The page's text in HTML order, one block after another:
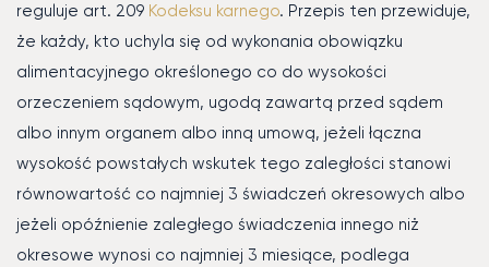
reguluje art. 209 Kodeksu karnego. Przepis ten przewiduje,
że każdy, kto uchyla się od wykonania obowiązku
alimentacyjnego określonego co do wysokości
orzeczeniem sądowym, ugodą zawartą przed sądem
albo innym organem albo inną umową, jeżeli łączna
wysokość powstałych wskutek tego zaległości stanowi
równowartość co najmniej 3 świadczeń okresowych albo
jeżeli opóźnienie zaległego świadczenia innego niż
okresowe wynosi co najmniej 3 miesiące, podlega